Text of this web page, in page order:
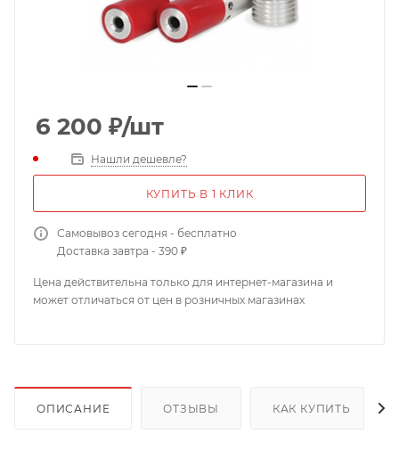
6 200 ₽/шт
Нашли дешевле?
КУПИТЬ В 1 КЛИК
Самовывоз сегодня - бесплатно
Доставка завтра - 390 ₽
Цена действительна только для интернет-магазина и
может отличаться от цен в розничных магазинах
ОПИСАНИЕ ОТЗЫВЫ КАК КУПИТЬ